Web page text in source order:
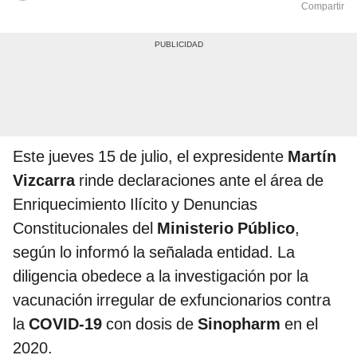
Compartir
Este jueves 15 de julio, el expresidente Martín
Vizcarrarinde declaraciones ante el área de
Enriquecimiento Ilícito y Denuncias
Constitucionales del Ministerio Público,
según lo informó la señalada entidad. La
diligencia obedece a la investigación por la
vacunación irregular de exfuncionarios contra
laCOVID-19 con dosis de Sinopharm en el
2020.